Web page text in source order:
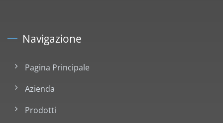
Navigazione
Pagina Principale
Azienda
Prodotti